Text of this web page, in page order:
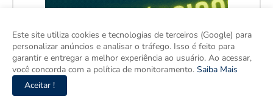
Este site utiliza cookies e tecnologias de terceiros (Google) para
personalizar anúncios e analisar o tráfego. Isso é feito para
garantir e entregar a melhor experiência ao usuário. Ao acessar,
você concorda com a política de monitoramento. Saiba Mais
Aceitar !